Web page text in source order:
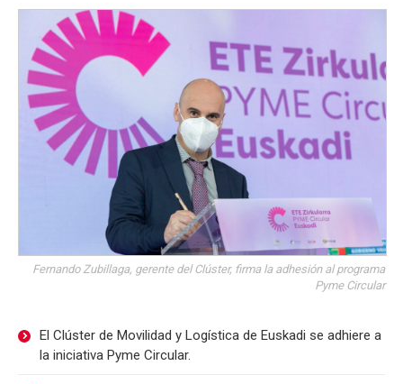
Fernando Zubillaga, gerente del Clúster, firma la adhesión al programa
Pyme Circular
El Clúster de Movilidad y Logística de Euskadi se adhiere a
la iniciativa Pyme Circular.